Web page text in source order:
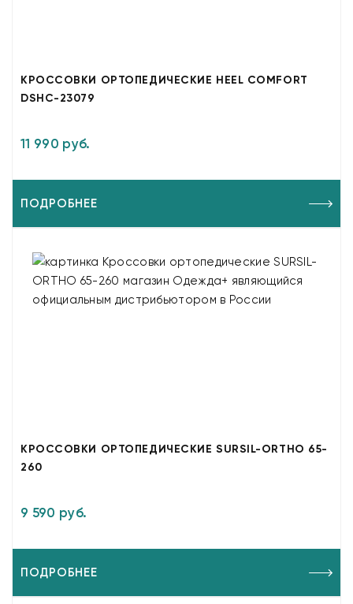
КРОССОВКИ ОРТОПЕДИЧЕСКИЕ HEEL COMFORT
DSHC-23079
11 990 руб.
ПОДРОБНЕЕ
КРОССОВКИ ОРТОПЕДИЧЕСКИЕ SURSIL-ORTHO 65-
260
9 590 руб.
ПОДРОБНЕЕ